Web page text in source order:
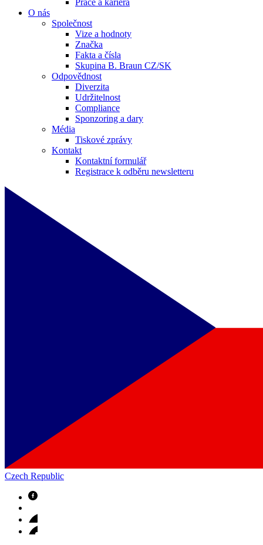
Práce a kariéra
O nás
Společnost
Vize a hodnoty
Značka
Fakta a čísla
Skupina B. Braun CZ/SK
Odpovědnost
Diverzita
Udržitelnost
Compliance
Sponzoring a dary
Média
Tiskové zprávy
Kontakt
Kontaktní formulář
Registrace k odběru newsletteru
Czech Republic